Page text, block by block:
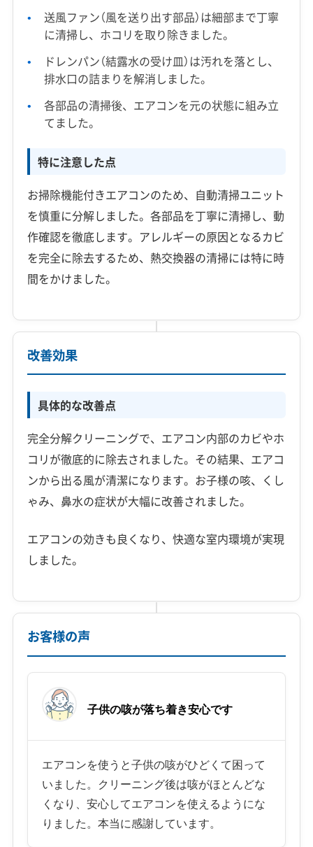
送風ファン（風を送り出す部品）は細部まで丁寧
に清掃し、ホコリを取り除きました。
ドレンパン（結露水の受け皿）は汚れを落とし、
排水口の詰まりを解消しました。
各部品の清掃後、エアコンを元の状態に組み立
てました。
特に注意した点
お掃除機能付きエアコンのため、自動清掃ユニット
を慎重に分解しました。各部品を丁寧に清掃し、動
作確認を徹底します。アレルギーの原因となるカビ
を完全に除去するため、熱交換器の清掃には特に時
間をかけました。
改善効果
具体的な改善点
完全分解クリーニングで、エアコン内部のカビやホ
コリが徹底的に除去されました。その結果、エアコ
ンから出る風が清潔になります。お子様の咳、くし
ゃみ、鼻水の症状が大幅に改善されました。
エアコンの効きも良くなり、快適な室内環境が実現
しました。
お客様の声
子供の咳が落ち着き安心です
エアコンを使うと子供の咳がひどくて困って
いました。クリーニング後は咳がほとんどな
くなり、安心してエアコンを使えるようにな
りました。本当に感謝しています。